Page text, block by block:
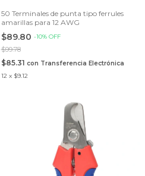
50 Terminales de punta tipo ferrules
amarillas para 12 AWG
$89.80 -10% OFF
$99.78
$85.31 con Transferencia Electrónica
12 x $9.12